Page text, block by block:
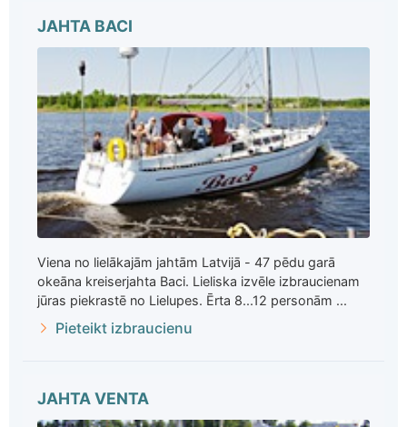
JAHTA BACI
Viena no lielākajām jahtām Latvijā - 47 pēdu garā
okeāna kreiserjahta Baci. Lieliska izvēle izbraucienam
jūras piekrastē no Lielupes. Ērta 8...12 personām ...
Pieteikt izbraucienu
JAHTA VENTA